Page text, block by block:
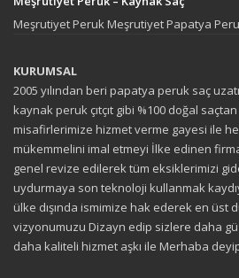
Meşrutiyet Peruk Meşrutiyet Papatya
KURUMSAL
2005 yılından beri papatya peruk saç
kaynak peruk çıtçıt gibi %100 doğal
misafirlerimize hizmet verme gayesi ile
mükemmelini imal etmeyi İlke edinen
genel revize edilerek tüm eksiklerimizi
uydurmaya son teknoloji kullanmak
ülke dışında ismimize hak ederek en üst
vizyonumuzu Dizayn edip sizlere daha
daha kaliteli hizmet aşkı ile Merhaba